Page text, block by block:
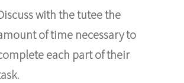
with the tutee the
of time necessary to
each part of their